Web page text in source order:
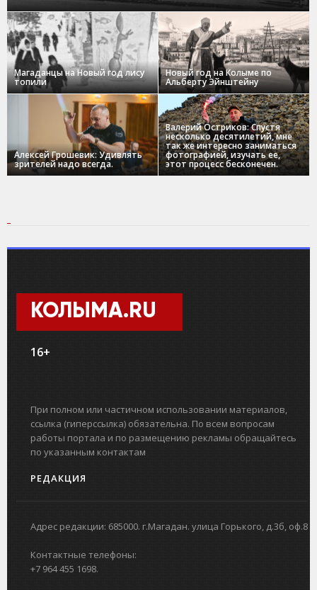
Магаданцы на Новый год лису
топили
Новый год на Колыме по
Альберту Эйнштейну
Алексей Грошевик: Удивлять
зрителей надо всегда.
Валерий Остриков: Спустя
несколько десятилетий, мне
так же интересно заниматься
фотографией, изучать ее,
этот процесс бесконечен.
КОЛЫМА.RU
16+
При полном или частичном использовании материалов,
ссылка (гиперссылка) обязательна. По всем вопросам
работы портала и по размещению рекламы обращайтесь
по указанным контактам
РЕДАКЦИЯ
Адрес редакции: 685000. г.Магадан. улица Горького, д.3б, оф.8
Контактные телефоны:
+7 964 455 1698.